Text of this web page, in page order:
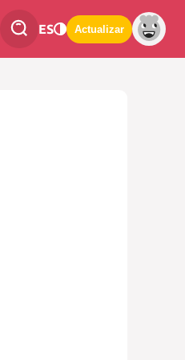
ES Actualizar